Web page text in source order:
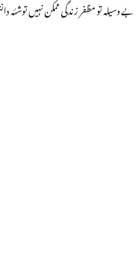
بے وسیلہ تو مظفر زندگی ممکن نہیں توشئہ